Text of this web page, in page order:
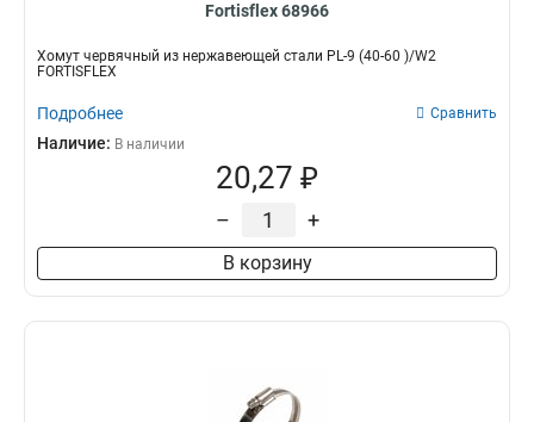
Fortisflex 68966
Хомут червячный из нержавеющей стали PL-9 (40-60 )/W2
FORTISFLEX
Подробнее Сравнить
Наличие: В наличии
20,27 ₽
– +
В корзину